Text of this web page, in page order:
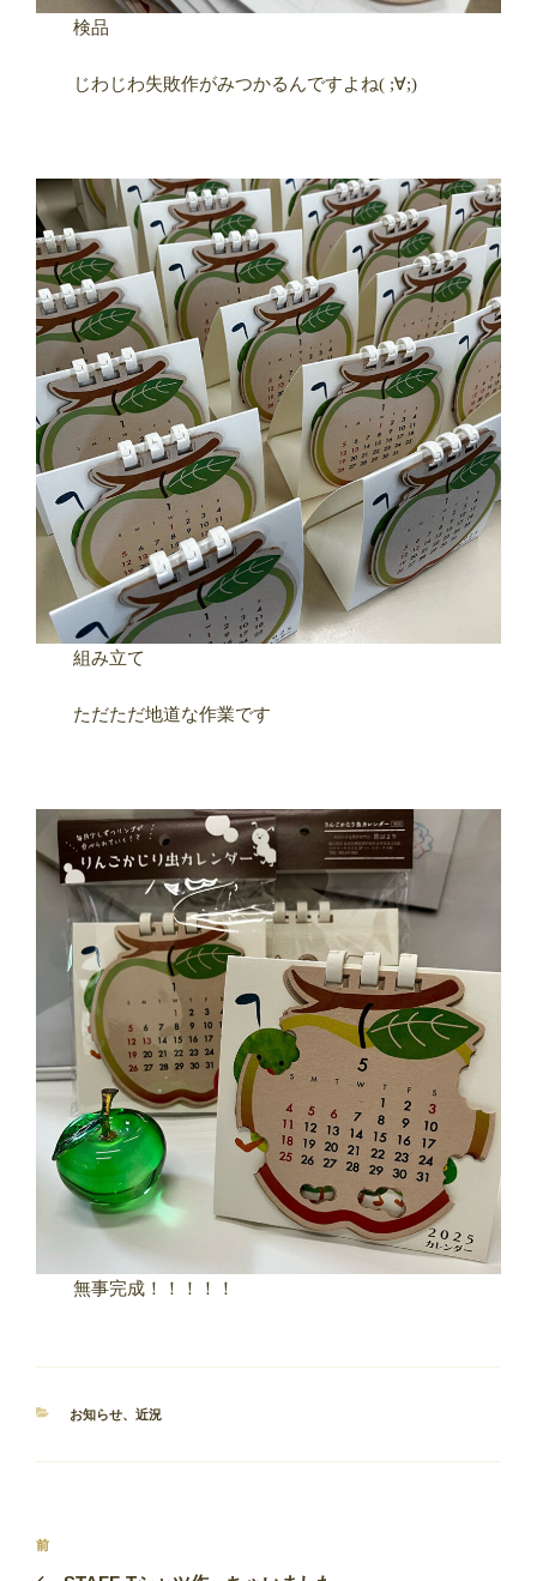
検品
じわじわ失敗作がみつかるんですよね( ;∀;)
組み立て
ただただ地道な作業です
無事完成！！！！！
カ
お知らせ、 近況
投
前
の
前